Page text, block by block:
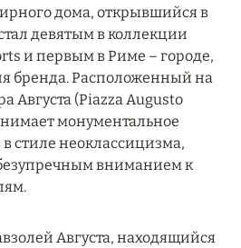
ПРЕДЛОЖЕНИЕ ОТ Á
ПО ОТЕЛЮ WALDORF
ITHAAFUSHI, МАЛЬДИВЫ
JUMEIRA — SUITE
дома, открывшийся в
девятым в коллекции
и первым в Риме – городе,
бренда. Расположенный на
Августа (Piazza Augusto
монументальное
в стиле неоклассицизма,
вниманием к
Августа, находящийся